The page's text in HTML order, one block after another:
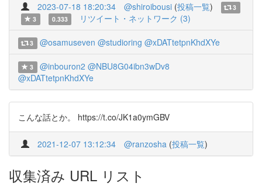
2023-07-18 18:20:34 @shiroibousi (投稿一覧)
3
3
0.333 リツイート・ネットワーク (3)
3 @osamuseven @studioring @xDATtetpnKhdXYe
3 @inbouron2 @NBU8G04ibn3wDv8
@xDATtetpnKhdXYe
こんな話とか。 https://t.co/JK1a0ymGBV
2021-12-07 13:12:34 @ranzosha (投稿一覧)
収集済み URL リスト